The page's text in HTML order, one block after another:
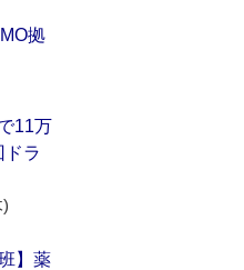
拠
11万
ドラ
】薬